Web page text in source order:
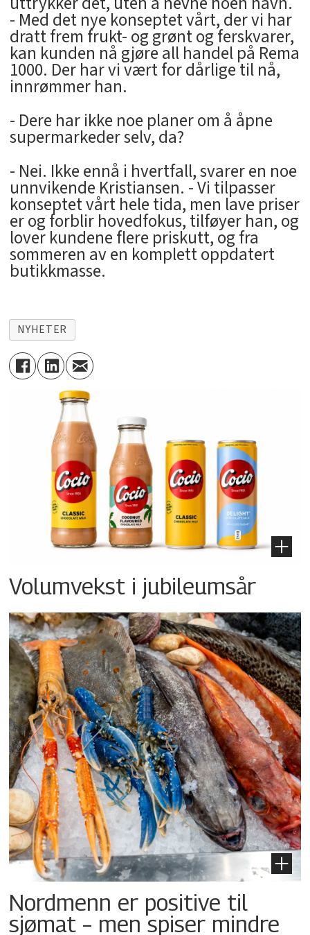
- Med det nye konseptet vårt, der vi har
dratt frem frukt- og grønt og ferskvarer,
kan kunden nå gjøre all handel på Rema
1000. Der har vi vært for dårlige til nå,
innrømmer han.
- Dere har ikke noe planer om å åpne
supermarkeder selv, da?
- Nei. Ikke ennå i hvertfall, svarer en noe
unnvikende Kristiansen. - Vi tilpasser
konseptet vårt hele tida, men lave priser
er og forblir hovedfokus, tilføyer han, og
lover kundene flere priskutt, og fra
sommeren av en komplett oppdatert
butikkmasse.
NYHETER
Volumvekst i jubileumsår
Nordmenn er positive til
sjømat – men spiser mindre